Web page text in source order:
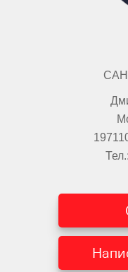
Тел.: